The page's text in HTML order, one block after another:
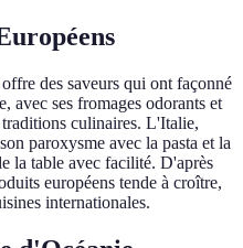
des saveurs qui ont façonné
avec ses fromages odorants et
culinaires. L'Italie,
paroxysme avec la pasta et la
la table avec facilité. D'après
européens tende à croître,
internationales.